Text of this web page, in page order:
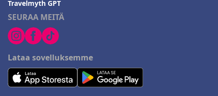
SEURAA MEITÄ
Lataa sovelluksemme
Travelmyth GPT